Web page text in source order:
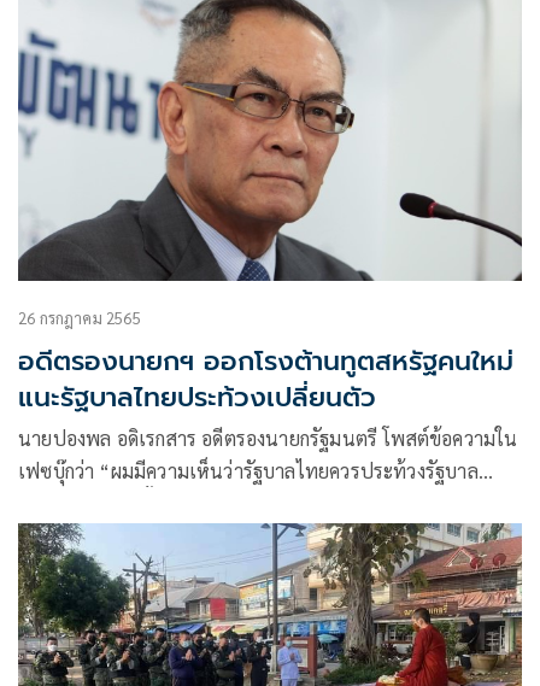
26 กรกฎาคม 2565
อดีตรองนายกฯ ออกโรงต้านทูตสหรัฐคนใหม่
แนะรัฐบาลไทยประท้วงเปลี่ยนตัว
นายปองพล อดิเรกสาร อดีตรองนายกรัฐมนตรี โพสต์ข้อความใน
เฟซบุ๊กว่า “ผมมีความเห็นว่ารัฐบาลไทยควรประท้วงรัฐบาล
แทรกแซงกิจการ